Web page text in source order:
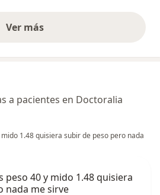
Ver másopiniones anteriores
a pacientes en Doctoralia
1.48 quisiera subir de peso pero nada
peso 40 y mido 1.48 quisiera
nada me sirve